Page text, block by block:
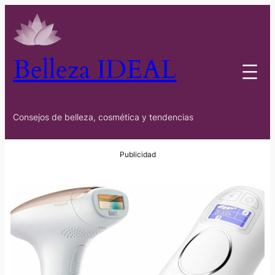
Belleza IDEAL
Consejos de belleza, cosmética y tendencias